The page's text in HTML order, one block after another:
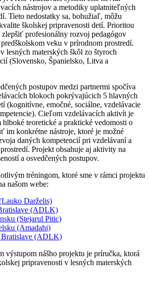
nástrojov a metodiky uplatniteľných
Tieto nedostatky sa, bohužiaľ, môžu
školskej pripravenosti detí. Prioritou
profesionálny rozvoj pedagógov
veku v prírodnom prostredí.
lesných materských škôl zo štyroch
(Slovensko, Španielsko, Litva a
postupov medzi partnermi spočíva
blokoch pokrývajúcich 5 hlavných
(kognitívne, emočné, sociálne, vzdelávacie
Cieľom vzdelávacích aktivít je
teoretické a praktické vedomosti o
im konkrétne nástroje, ktoré je možné
daných kompetencií pri vzdelávaní a
Projekt obsahuje aj aktivity na
a osvedčených postupov.
tréningom, ktoré sme v rámci projektu
našom webe:
Darželis)
(ADLK)
(Stejarul Pitic)
(Amadahi)
Bratislave (ADLK)
výstupom nášho projektu je príručka, ktorá
pripravenosti v lesných materských